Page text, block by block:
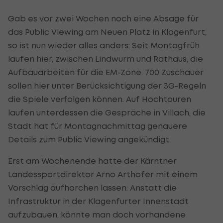
Gab es vor zwei Wochen noch eine Absage für
das Public Viewing am Neuen Platz in Klagenfurt,
so ist nun wieder alles anders: Seit Montagfrüh
laufen hier, zwischen Lindwurm und Rathaus, die
Aufbauarbeiten für die EM-Zone. 700 Zuschauer
sollen hier unter Berücksichtigung der 3G-Regeln
die Spiele verfolgen können. Auf Hochtouren
laufen unterdessen die Gespräche in Villach, die
Stadt hat für Montagnachmittag genauere
Details zum Public Viewing angekündigt.
Erst am Wochenende hatte der Kärntner
Landessportdirektor Arno Arthofer mit einem
Vorschlag aufhorchen lassen: Anstatt die
Infrastruktur in der Klagenfurter Innenstadt
aufzubauen, könnte man doch vorhandene